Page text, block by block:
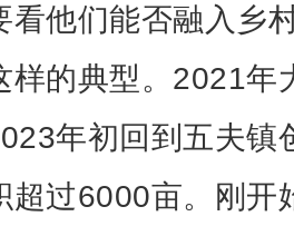
看他们能否融入乡
样的典型。2021年
年初回到五夫镇
超过6000亩。刚开